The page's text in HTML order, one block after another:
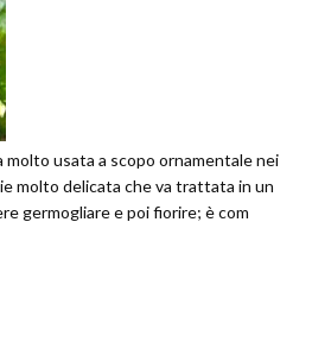
molto usata a scopo ornamentale nei
molto delicata che va trattata in un
germogliare e poi fiorire; è com